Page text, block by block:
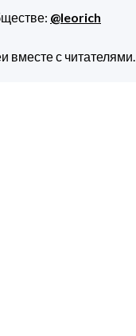
@leorich
вместе с читателями.